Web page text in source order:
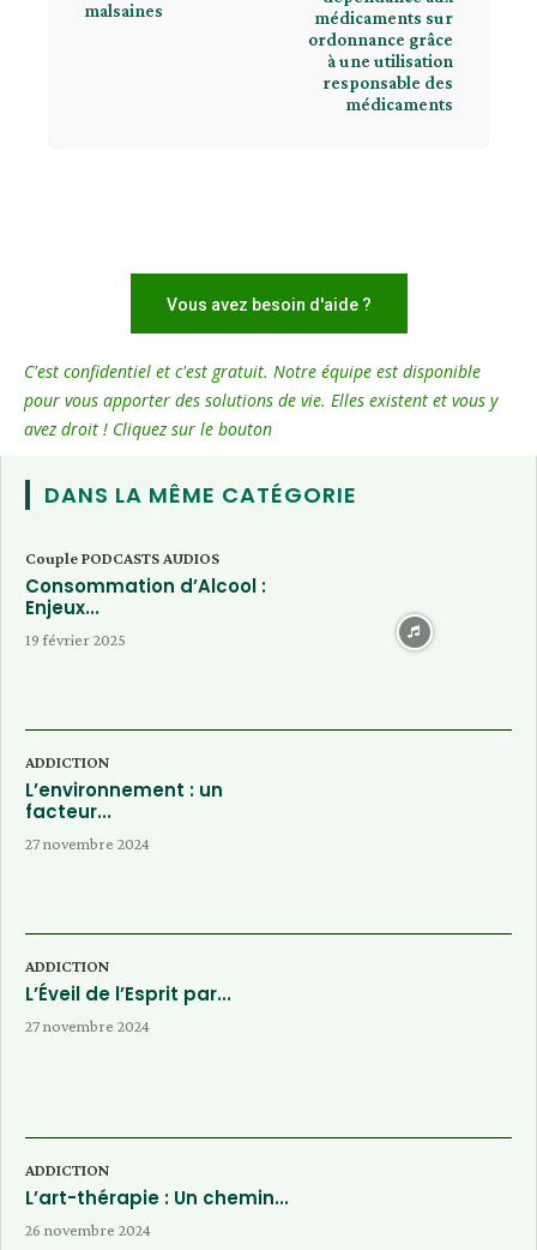
malsaines
médicaments sur
ordonnance grâce
à une utilisation
responsable des
médicaments
Vous avez besoin d'aide ?
C'est confidentiel et c'est gratuit. Notre équipe est disponible
pour vous apporter des solutions de vie. Elles existent et vous y
avez droit ! Cliquez sur le bouton
DANS LA MÊME CATÉGORIE
Couple PODCASTS AUDIOS
Consommation d’Alcool :
Enjeux...
19 février 2025
ADDICTION
L’environnement : un
facteur...
27 novembre 2024
ADDICTION
L’Éveil de l’Esprit par...
27 novembre 2024
ADDICTION
L’art-thérapie : Un chemin...
26 novembre 2024